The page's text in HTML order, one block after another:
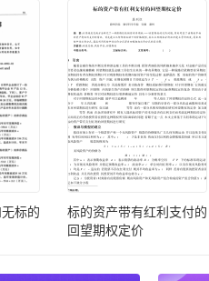
标的
标的资产带有红利支付的
回望期权定价